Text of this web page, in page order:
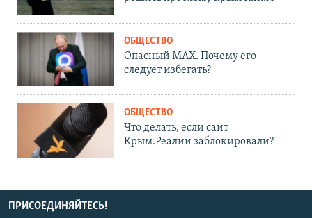
ОБЩЕСТВО
Опасный MAX. Почему его
следует избегать?
ОБЩЕСТВО
Что делать, если сайт
Крым.Реалии заблокировали?
ПРИСОЕДИНЯЙТЕСЬ!